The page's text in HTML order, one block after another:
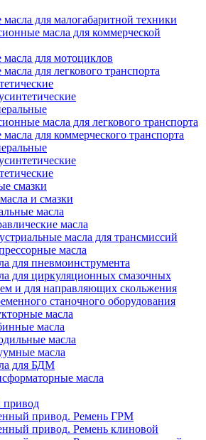
для малогабаритной техники
масла для коммерческой
для мотоциклов
для легкового транспорта
масла для легкового транспорта
для коммерческого транспорта
смазки
и смазки
масла
масла
масла для трансмиссий
масла
для пневмоинструмента
для циркуляционных смазочных
и для направляющих скольжения
станочного оборудования
масла
масла
масла
масла
для БДМ
масла
привод. Ремень ГРМ
привод. Ремень клиновой